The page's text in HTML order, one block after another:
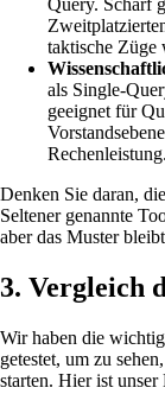
Query. Scharf
taktische Züge
als Single-
geeignet für
Rechenleistung.
Denken Sie daran,
Seltener genannte
aber das Muster
3. Vergleich
Wir haben die
getestet, um zu
starten. Hier ist unser